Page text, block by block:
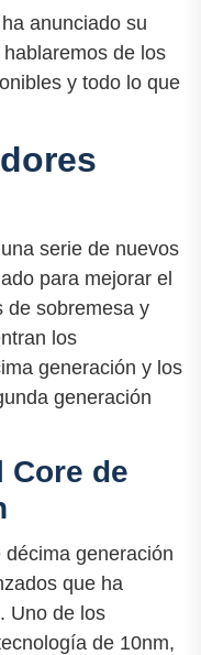
anunciado su
de los
y todo lo que
serie de nuevos
para mejorar el
de sobremesa y
los
generación y los
generación
Core de
generación
que ha
Uno de los
de 10nm,